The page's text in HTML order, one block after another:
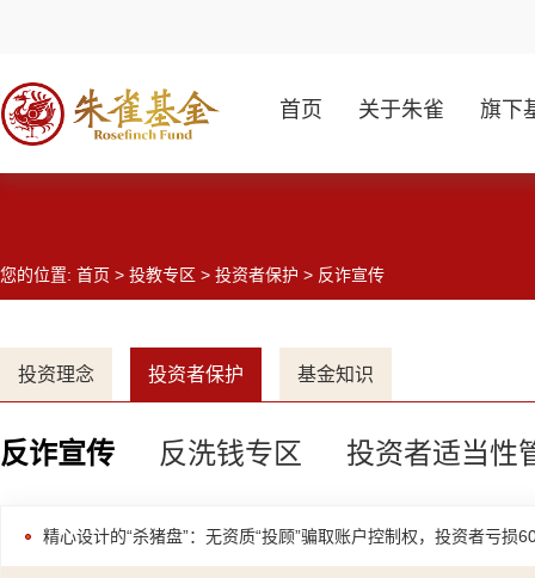
首页 关于朱雀 旗下
您的位置: 首页 > 投教专区 > 投资者保护 > 反诈宣传
投资理念 投资者保护 基金知识
反诈宣传 反洗钱专区 投资者适当性
精心设计的“杀猪盘”：无资质“投顾”骗取账户控制权，投资者亏损